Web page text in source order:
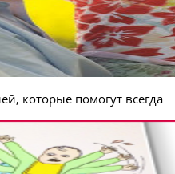
которые помогут всегда